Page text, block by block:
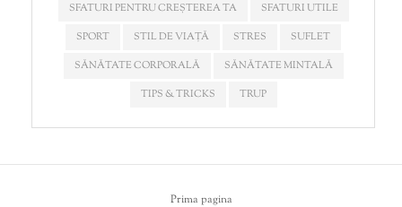
SFATURI PENTRU CREȘTEREA TA
SFATURI UTILE
SPORT
STIL DE VIAȚĂ STRES
SUFLET
SĂNĂTATE CORPORALĂ
SĂNĂTATE MINTALĂ
TIPS & TRICKS
TRUP
Prima pagina